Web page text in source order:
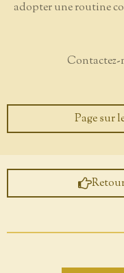
adopter une routine
Page sur